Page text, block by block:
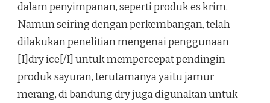
dalam penyimpanan, seperti produk es krim.
Namun seiring dengan perkembangan, telah
dilakukan penelitian mengenai penggunaan
[I]dry ice[/I] untuk mempercepat pendingin
produk sayuran, terutamanya yaitu jamur
merang, di bandung dry juga digunakan untuk